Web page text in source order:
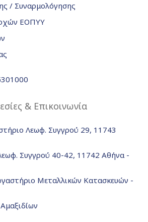
/ Συναρμολόγησης
ΕΟΠΥΥ
& Επικοινωνία
Λεωφ. Συγγρού 29, 11743
Συγγρού 40-42, 11742 Αθήνα -
Μεταλλικών Κατασκευών -